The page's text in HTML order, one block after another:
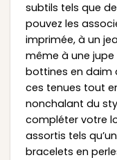
subtils tels que
pouvez les
imprimée, à un
même à une jupe
bottines en daim
ces tenues tout
nonchalant du
compléter votre
assortis tels
bracelets en